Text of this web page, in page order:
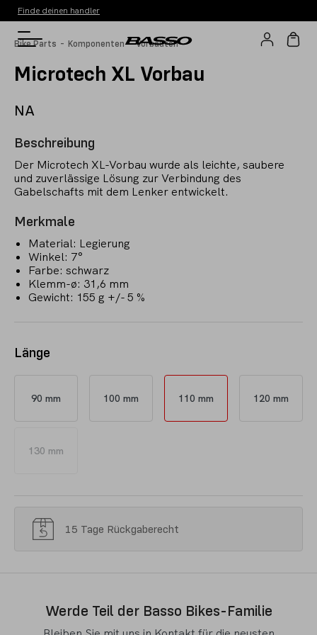
Finde deinen handler
Bike Parts - Komponenten - Vorbauten
Microtech XL Vorbau
NA
Beschreibung
Der Microtech XL-Vorbau wurde als leichte, saubere
und zuverlässige Lösung zur Verbindung des
Gabelschafts mit dem Lenker entwickelt.
Merkmale
Material: Legierung
Winkel: 7°
Farbe: schwarz
Klemm-ø: 31,6 mm
Gewicht: 155 g +/- 5 %
Länge
90 mm 100 mm 110 mm 120 mm
130 mm
15 Tage Rückgaberecht
Werde Teil der Basso Bikes-Familie